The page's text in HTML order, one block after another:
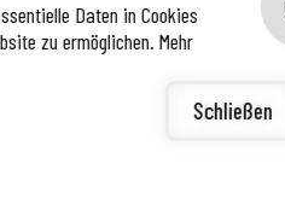
Daten in Cookies
zu ermöglichen. Mehr
Schließen